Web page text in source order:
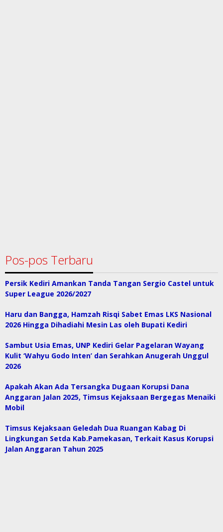
Pos-pos Terbaru
Persik Kediri Amankan Tanda Tangan Sergio Castel untuk
Super League 2026/2027
Haru dan Bangga, Hamzah Risqi Sabet Emas LKS Nasional
2026 Hingga Dihadiahi Mesin Las oleh Bupati Kediri
Sambut Usia Emas, UNP Kediri Gelar Pagelaran Wayang
Kulit ‘Wahyu Godo Inten’ dan Serahkan Anugerah Unggul
2026
Apakah Akan Ada Tersangka Dugaan Korupsi Dana
Anggaran Jalan 2025, Timsus Kejaksaan Bergegas Menaiki
Mobil
Timsus Kejaksaan Geledah Dua Ruangan Kabag Di
Lingkungan Setda Kab.Pamekasan, Terkait Kasus Korupsi
Jalan Anggaran Tahun 2025